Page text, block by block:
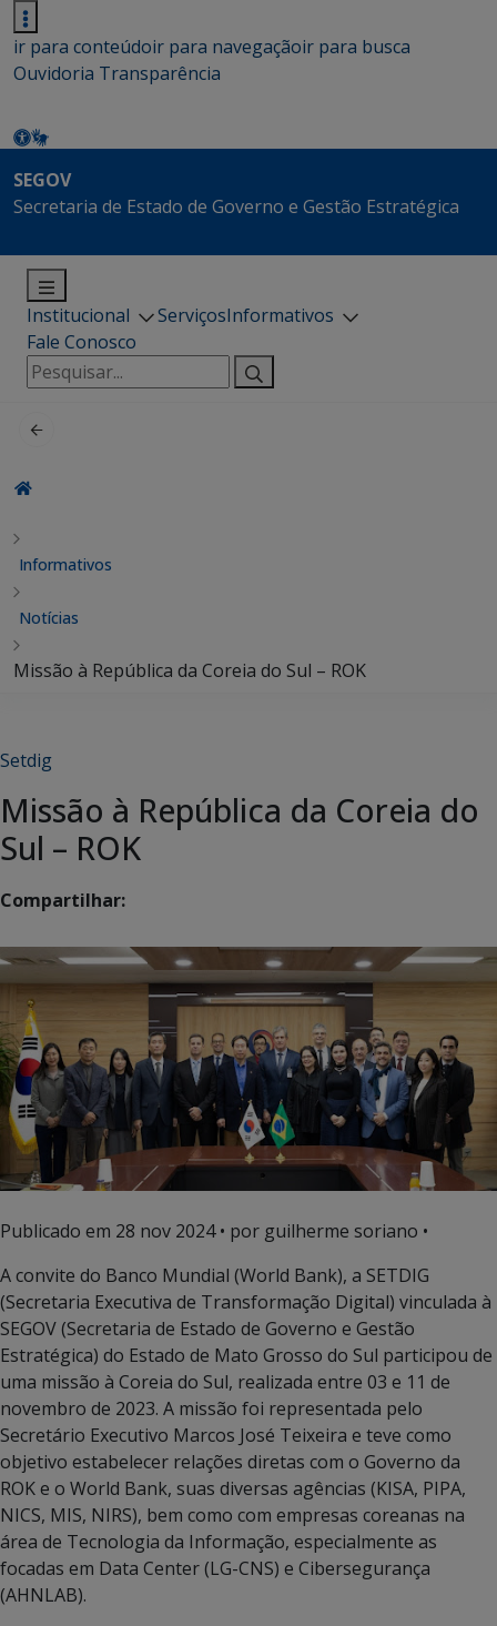
ir para conteúdoir para navegaçãoir para busca
Ouvidoria Transparência
SEGOV
Secretaria de Estado de Governo e Gestão Estratégica
Institucional ServiçosInformativos
Fale Conosco
Pesquisar
por:
Informativos
Notícias
Missão à República da Coreia do Sul – ROK
Setdig
Missão à República da Coreia do
Sul – ROK
Compartilhar:
Publicado em 28 nov 2024• por guilherme soriano •
A convite do Banco Mundial (World Bank), a SETDIG
(Secretaria Executiva de Transformação Digital) vinculada à
SEGOV (Secretaria de Estado de Governo e Gestão
Estratégica) do Estado de Mato Grosso do Sul participou de
uma missão à Coreia do Sul, realizada entre 03 e 11 de
novembro de 2023. A missão foi representada pelo
Secretário Executivo Marcos José Teixeira e teve como
objetivo estabelecer relações diretas com o Governo da
ROK e o World Bank, suas diversas agências (KISA, PIPA,
NICS, MIS, NIRS), bem como com empresas coreanas na
área de Tecnologia da Informação, especialmente as
focadas em Data Center (LG-CNS) e Cibersegurança
(AHNLAB).